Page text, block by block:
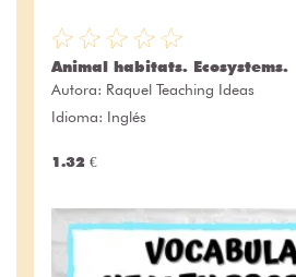
Animal habitats. Ecosystems.
Autora: Raquel Teaching Ideas
Idioma: Inglés
1.32 €